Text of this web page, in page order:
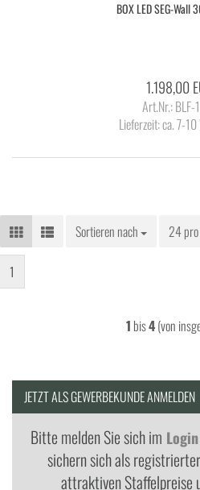
BOX LED SEG-​Wall
1.198,00
Art.Nr.: BLF-
Lieferzeit:ca. 7-
Sortieren nach
Sortieren nach 24
pro
1
1 bis4(von
JETZT ALS GEWERBEKUNDE ANMELDEN
Bitte melden Sie sich im Login
sichern sich als registrierter
attraktiven Staffelpreise